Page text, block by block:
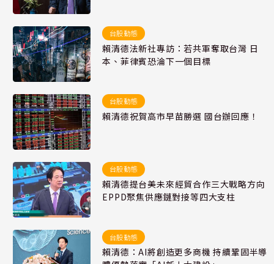
台股動態
賴清德法新社專訪：若共軍奪取台灣 日
本、菲律賓恐淪下一個目標
台股動態
賴清德祝賀高市早苗勝選 國台辦回應！
台股動態
賴清德提台美未來經貿合作三大戰略方向
EPPD聚焦供應鏈對接等四大支柱
台股動態
賴清德：AI將創造更多商機 持續鞏固半導